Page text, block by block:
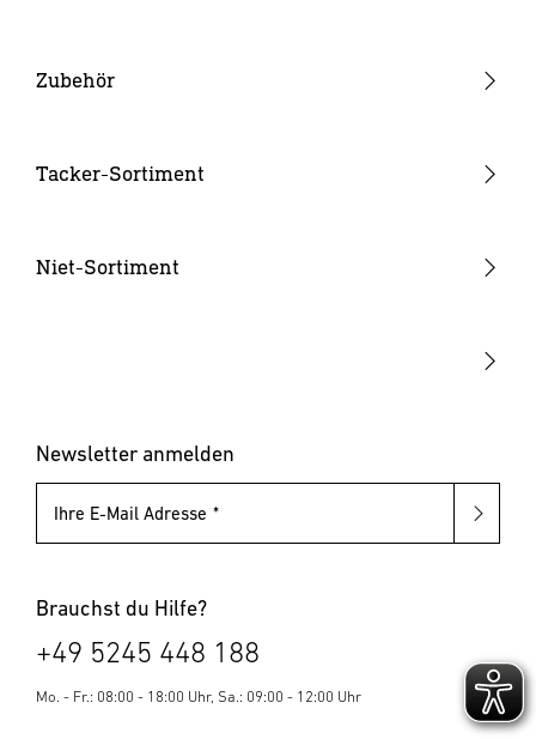
Heißklebepistolen
Zubehör
Düsen
Tacker-Sortiment
Hammertacker
Niet-Sortiment
Blindnietmuttern
Newsletter anmelden
Ihre E-Mail Adresse
Brauchst du Hilfe?
+49 5245 448 188
Mo. - Fr.: 08:00 - 18:00 Uhr, Sa.: 09:00 - 12:00 Uhr